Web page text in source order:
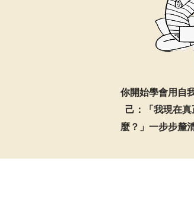
你開始學會用自
己：「我現在
麼？」一步步釐